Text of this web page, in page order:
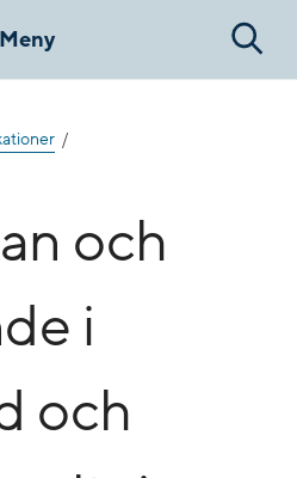
Meny Sök
och
i
och